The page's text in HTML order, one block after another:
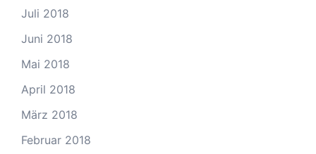
Juli 2018
Juni 2018
Mai 2018
April 2018
März 2018
Februar 2018